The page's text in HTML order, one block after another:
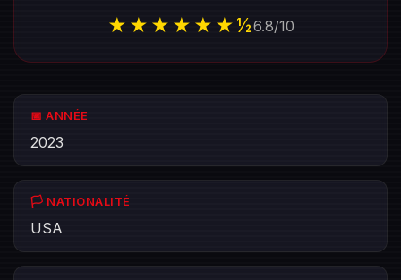
★★★★★★½6.8/10
📅 ANNÉE
2023
🏳️ NATIONALITÉ
USA